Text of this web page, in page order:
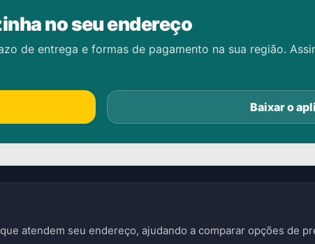
no seu endereço
de entrega e formas de pagamento na sua região.
Baixar o
atendem seu endereço, ajudando a comparar opções de